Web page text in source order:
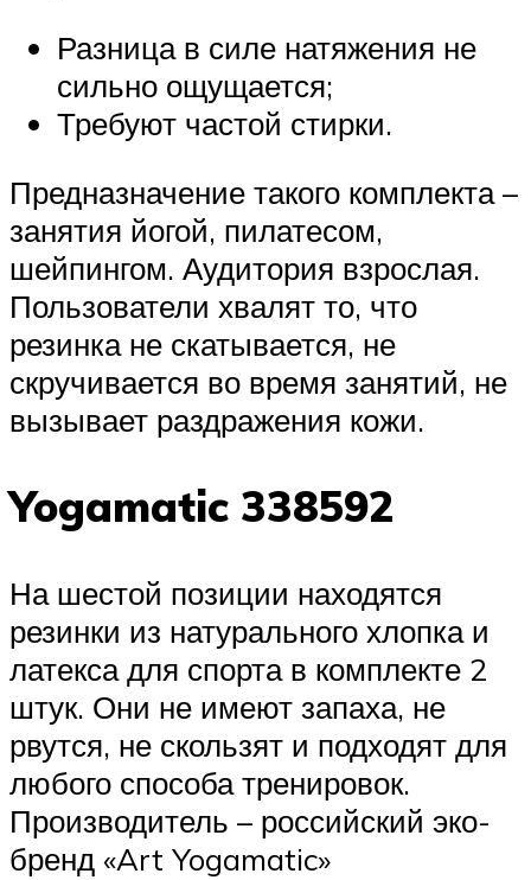
Разница в силе натяжения не
сильно ощущается;
Требуют частой стирки.
Предназначение такого комплекта –
занятия йогой, пилатесом,
шейпингом. Аудитория взрослая.
Пользователи хвалят то, что
резинка не скатывается, не
скручивается во время занятий, не
вызывает раздражения кожи.
Yogamatic 338592
На шестой позиции находятся
резинки из натурального хлопка и
латекса для спорта в комплекте 2
штук. Они не имеют запаха, не
рвутся, не скользят и подходят для
любого способа тренировок.
Производитель – российский эко-
бренд «Art Yogamatic»